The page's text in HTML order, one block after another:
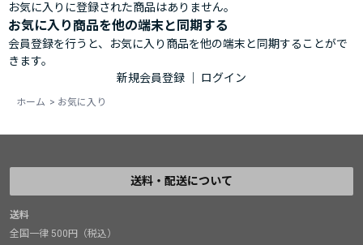
お気に入りに登録された商品はありません。
お気に入り商品を他の端末と同期する
会員登録を行うと、お気に入り商品を他の端末と同期することがで
きます。
新規会員登録
ログイン
ホーム > お気に入り
送料・配送について
送料
全国一律 500円（税込）